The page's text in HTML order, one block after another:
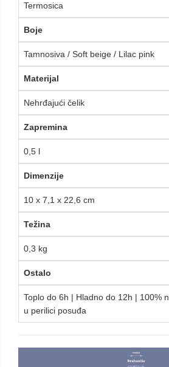
Termosica
Boje
Tamnosiva / Soft beige / Lilac pink
Materijal
Nehrđajući čelik
Zapremina
0,5 l
Dimenzije
10 x 7,1 x 22,6 cm
Težina
0,3 kg
Ostalo
Toplo do 6h | Hladno do 12h | 100%
u perilici posuđa